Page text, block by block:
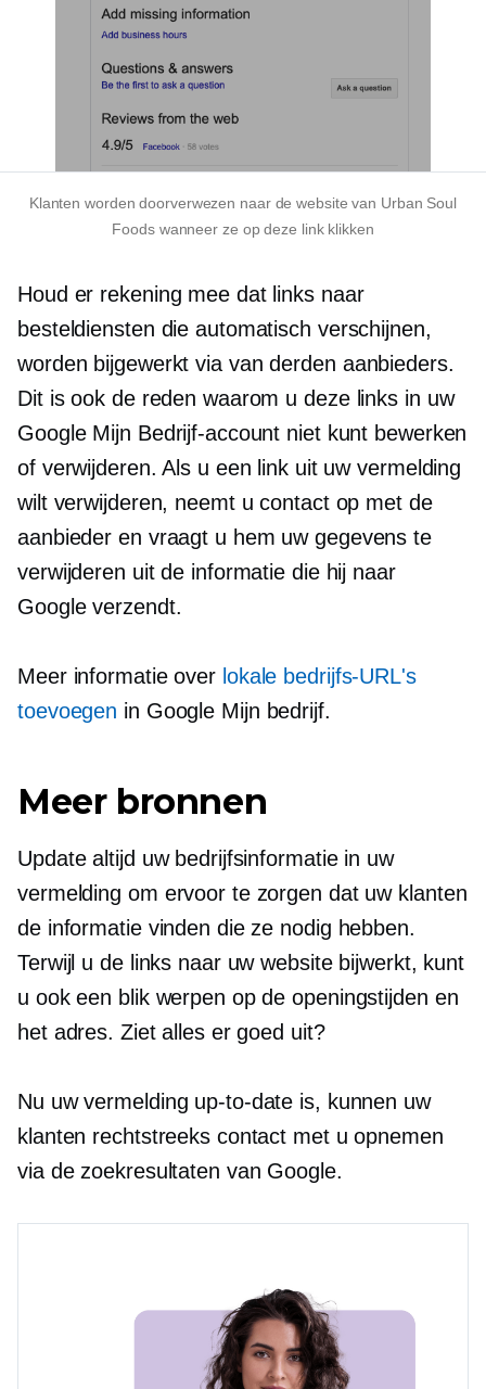
Klanten worden doorverwezen naar de website van Urban Soul
Foods wanneer ze op deze link klikken
Houd er rekening mee dat links naar
besteldiensten die automatisch verschijnen,
worden bijgewerkt via van derden aanbieders.
Dit is ook de reden waarom u deze links in uw
Google Mijn Bedrijf-account niet kunt bewerken
of verwijderen. Als u een link uit uw vermelding
wilt verwijderen, neemt u contact op met de
aanbieder en vraagt ​​u hem uw gegevens te
verwijderen uit de informatie die hij naar
Google verzendt.
Meer informatie over lokale bedrijfs-URL's
toevoegen in Google Mijn bedrijf.
Meer bronnen
Update altijd uw bedrijfsinformatie in uw
vermelding om ervoor te zorgen dat uw klanten
de informatie vinden die ze nodig hebben.
Terwijl u de links naar uw website bijwerkt, kunt
u ook een blik werpen op de openingstijden en
het adres. Ziet alles er goed uit?
Nu uw vermelding up-to-date is, kunnen uw
klanten rechtstreeks contact met u opnemen
via de zoekresultaten van Google.